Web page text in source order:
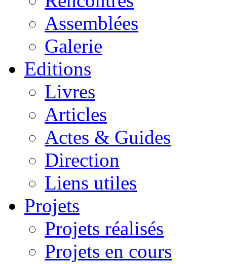
Assemblées
Galerie
Editions
Livres
Articles
Actes & Guides
Direction
Liens utiles
Projets
Projets réalisés
Projets en cours